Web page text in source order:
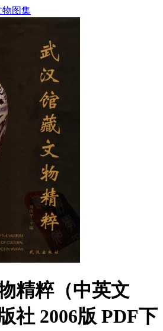
物图集
精粹（中英文
社 2006版 PDF下